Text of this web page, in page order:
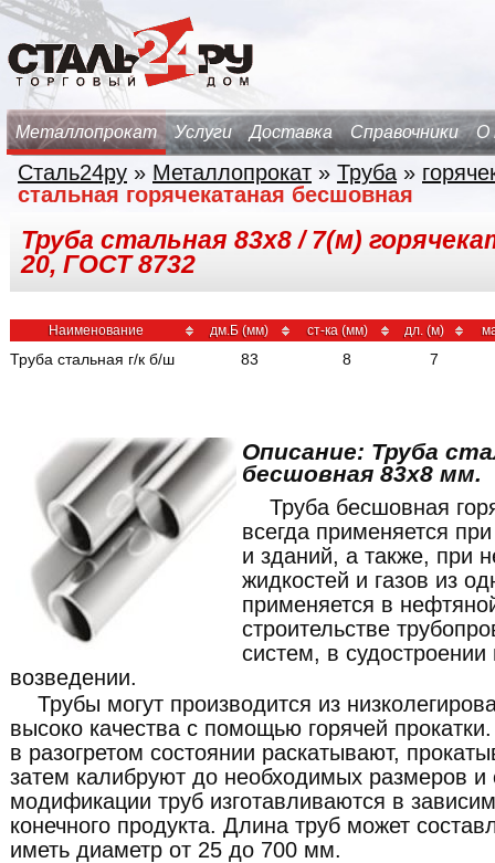
Металлопрокат Услуги Доставка Справочники О
Сталь24ру » Металлопрокат » Труба »
стальная горячекатаная бесшовная
Труба стальная 83х8 / 7(м)
20, ГОСТ 8732
Наименование дм.Б (мм) ст-ка (мм) дл. (м)
Труба стальная г/к б/ш 83 8 7
Описание: Труба
бесшовная 83x8 мм.
Труба бесшовная
всегда применяется
и зданий, а также, при
жидкостей и газов из
применяется в
строительстве
систем, в
возведении.
Трубы могут производится из
высоко качества с помощью горячей
в разогретом состоянии раскатывают,
затем калибруют до необходимых размеров и
модификации труб изготавливаются в
конечного продукта. Длина труб может
иметь диаметр от 25 до 700 мм.